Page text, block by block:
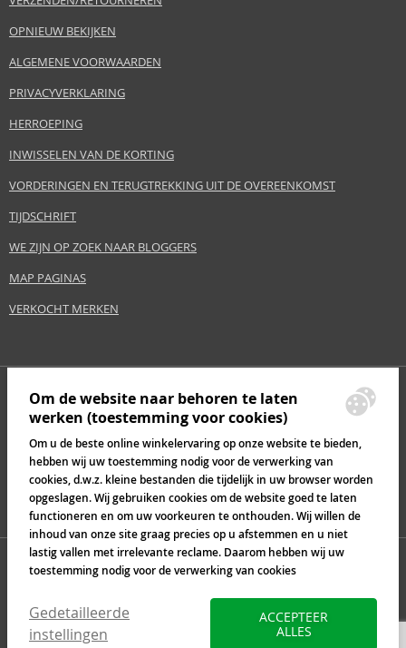
OPNIEUW BEKIJKEN
ALGEMENE VOORWAARDEN
PRIVACYVERKLARING
HERROEPING
INWISSELEN VAN DE KORTING
VORDERINGEN EN TERUGTREKKING UIT DE OVEREENKOMST
TIJDSCHRIFT
WE ZIJN OP ZOEK NAAR BLOGGERS
MAP PAGINAS
VERKOCHT MERKEN
Om de website naar behoren te laten
werken (toestemming voor cookies)
Om u de beste online winkelervaring op onze website te bieden,
hebben wij uw toestemming nodig voor de verwerking van
cookies, d.w.z. kleine bestanden die tijdelijk in uw browser worden
opgeslagen. Wij gebruiken cookies om de website goed te laten
functioneren en om uw voorkeuren te onthouden. Wij willen de
inhoud van onze site graag precies op u afstemmen en u niet
lastig vallen met irrelevante reclame. Daarom hebben wij uw
toestemming nodig voor de verwerking van cookies
Gedetailleerde
instellingen
ACCEPTEER
ALLES